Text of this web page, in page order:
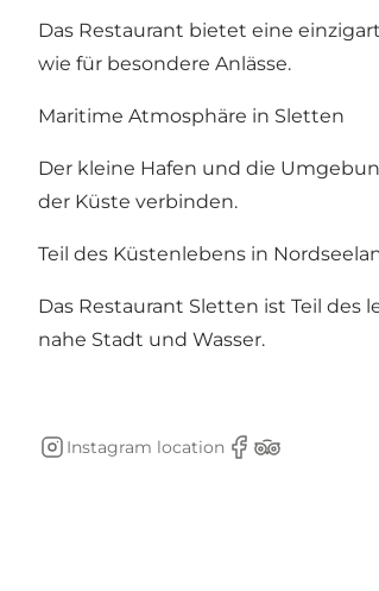
Das Restaurant bietet eine
wie für besondere Anlässe.
Maritime Atmosphäre in Sletten
Der kleine Hafen und die
der Küste verbinden.
Teil des Küstenlebens in
Das Restaurant Sletten ist Teil
nahe Stadt und Wasser.
Instagram
Instagram location
Facebook
TripAdvisor